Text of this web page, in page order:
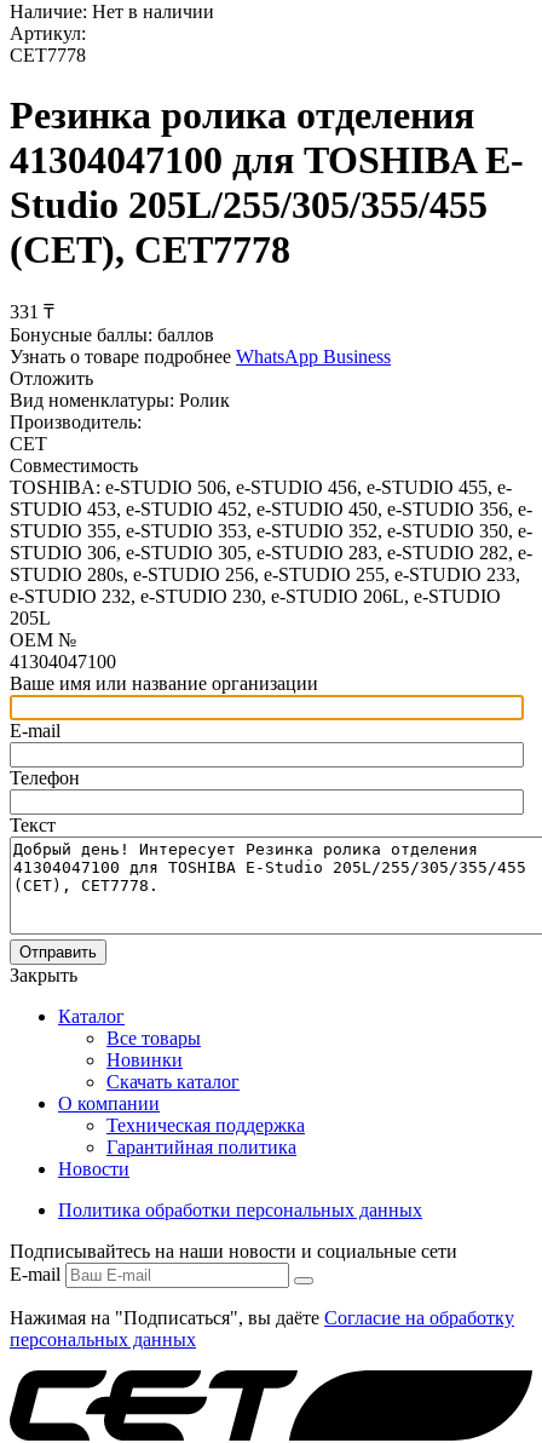
Наличие: Нет в наличии
Артикул:
CET7778
Резинка ролика отделения
41304047100 для TOSHIBA E-
Studio 205L/255/305/355/455
(CET), CET7778
‍331‍ ₸
Бонусные баллы: баллов
Узнать о товаре подробнее WhatsApp Business
Отложить
Вид номенклатуры: Ролик
Производитель:
CET
Совместимость
TOSHIBA: e-STUDIO 506, e-STUDIO 456, e-STUDIO 455, e-
STUDIO 453, e-STUDIO 452, e-STUDIO 450, e-STUDIO 356, e-
STUDIO 355, e-STUDIO 353, e-STUDIO 352, e-STUDIO 350, e-
STUDIO 306, e-STUDIO 305, e-STUDIO 283, e-STUDIO 282, e-
STUDIO 280s, e-STUDIO 256, e-STUDIO 255, e-STUDIO 233,
e-STUDIO 232, e-STUDIO 230, e-STUDIO 206L, e-STUDIO
205L
OEM №
41304047100
Ваше имя или название организации
E-mail
Телефон
Текст
Отправить
Закрыть
Каталог
Все товары
Новинки
Скачать каталог
О компании
Техническая поддержка
Гарантийная политика
Новости
Политика обработки персональных данных
Подписывайтесь на наши новости и социальные сети
E-mail
Нажимая на "Подписаться", вы даёте Согласие на обработку
персональных данных